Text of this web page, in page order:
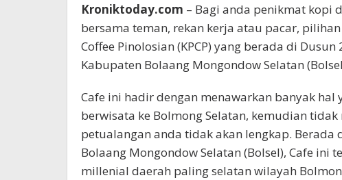
Kroniktoday.com – Bagi anda penikmat kopi
bersama teman, rekan kerja atau pacar,
Coffee Pinolosian (KPCP) yang berada di
Kabupaten Bolaang Mongondow Selatan
Cafe ini hadir dengan menawarkan banyak hal
berwisata ke Bolmong Selatan, kemudian
petualangan anda tidak akan lengkap. Berada
Bolaang Mongondow Selatan (Bolsel), Cafe ini
millenial daerah paling selatan wilayah